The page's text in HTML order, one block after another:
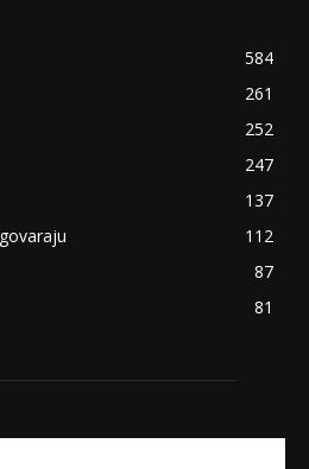
584
261
252
247
137
112
87
81